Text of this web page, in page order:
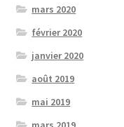
mars 2020
février 2020
janvier 2020
août 2019
mai 2019